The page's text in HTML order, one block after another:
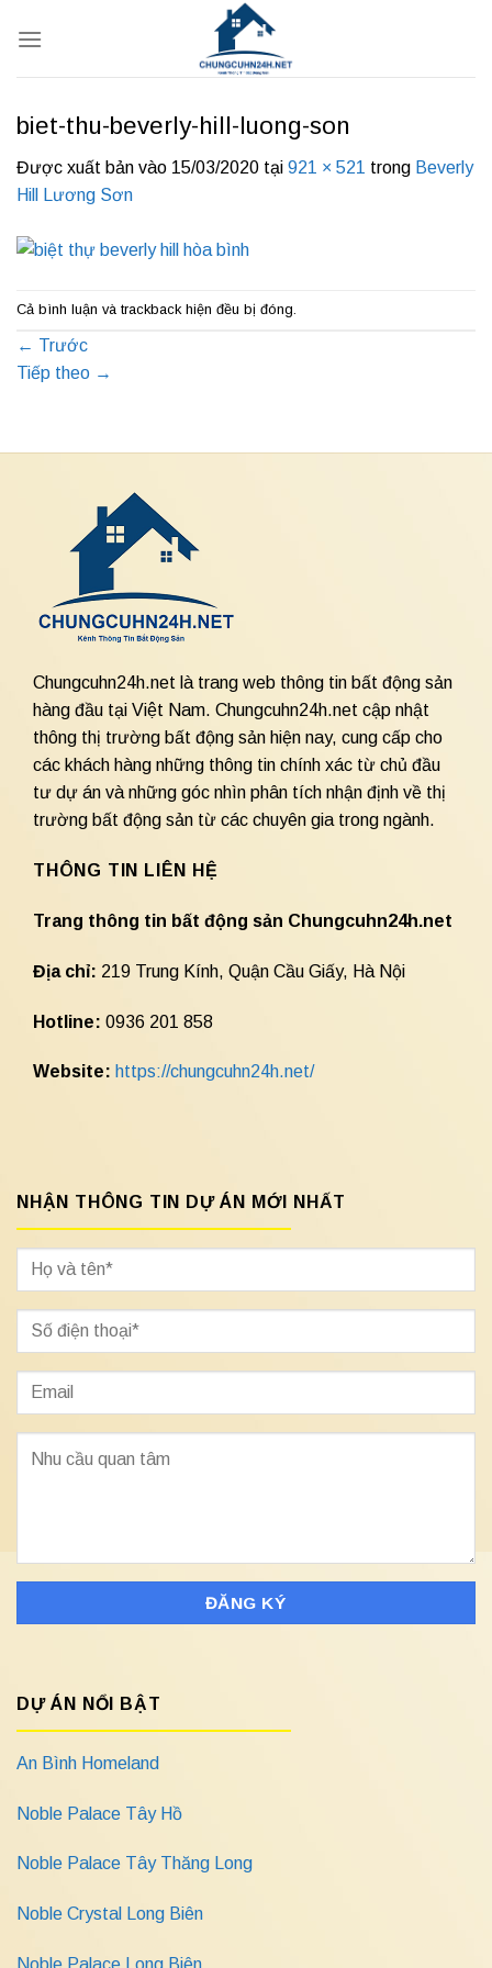
qua
biet-thu-beverly-hill-luong-son
Được xuất bản vào 15/03/2020 tại 921 × 521 trong Beverly
Hill Lương Sơn
Cả bình luận và trackback hiện đều bị đóng.
← Trước
Tiếp theo →
Chungcuhn24h.net là trang web thông tin bất động sản
hàng đầu tại Việt Nam. Chungcuhn24h.net cập nhật
thông thị trường bất động sản hiện nay, cung cấp cho
các khách hàng những thông tin chính xác từ chủ đầu
tư dự án và những góc nhìn phân tích nhận định về thị
trường bất động sản từ các chuyên gia trong ngành.
THÔNG TIN LIÊN HỆ
Trang thông tin bất động sản Chungcuhn24h.net
Địa chỉ: 219 Trung Kính, Quận Cầu Giấy, Hà Nội
Hotline: 0936 201 858
Website: https://chungcuhn24h.net/
NHẬN THÔNG TIN DỰ ÁN MỚI NHẤT
DỰ ÁN NỔI BẬT
An Bình Homeland
Noble Palace Tây Hồ
Noble Palace Tây Thăng Long
Noble Crystal Long Biên
Noble Palace Long Biên